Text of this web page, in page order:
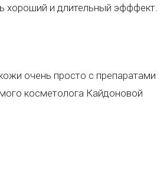
хороший и длительный эфффект.
очень просто с препаратами
косметолога Кайдоновой